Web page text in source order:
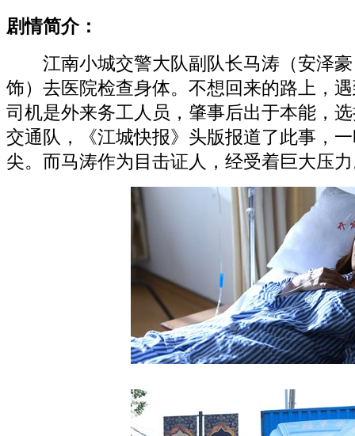
剧情简介：
江南小城交警大队副队长马涛（安泽豪
饰）去医院检查身体。不想回来的路上，
司机是外来务工人员，肇事后出于本能，
交通队，《江城快报》头版报道了此事，
尖。而马涛作为目击证人，经受着巨大压